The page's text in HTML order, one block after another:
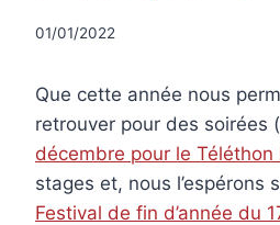
01/01/2022
Que cette année nous
retrouver pour des soirées
décembre pour le Téléthon
stages et, nous l’espérons
Festival de fin d’année du